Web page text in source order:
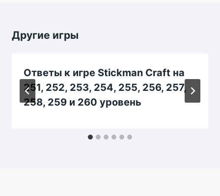
Другие игры
Ответы к игре Stickman Craft на
251, 252, 253, 254, 255, 256, 257,
258, 259 и 260 уровень